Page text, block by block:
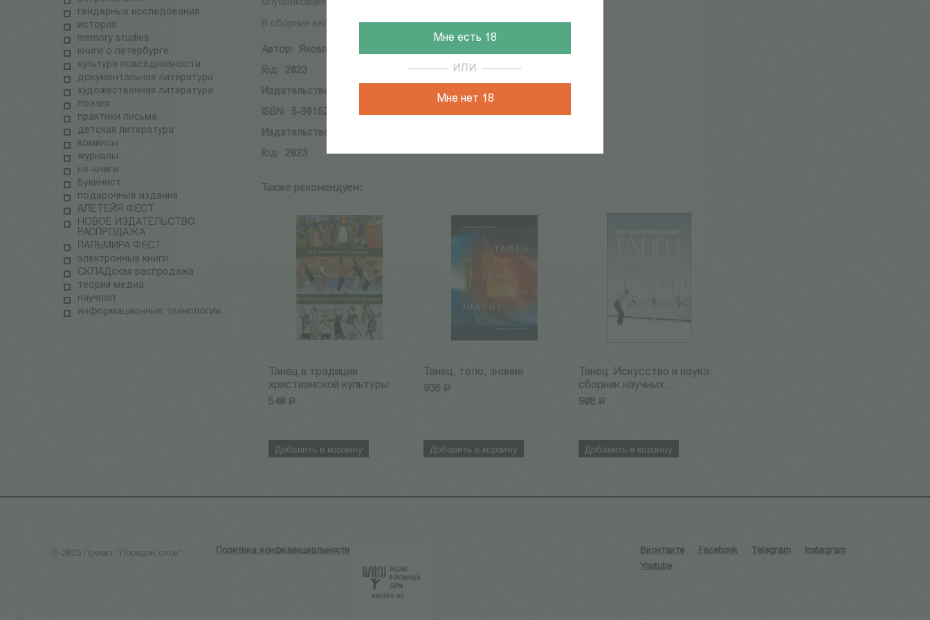
Мне есть 18
ИЛИ
Мне нет 18
гендерные исследования
история
memory studies
книги о петербурге
культура повседневности
документальная литература
художественная литература
поэзия
практики письма
детская литература
комиксы
журналы
не-книги
букинист
подарочные издания
АЛЕТЕЙЯ ФЕСТ
НОВОЕ ИЗДАТЕЛЬСТВО
РАСПРОДАЖА
ПАЛЬМИРА ФЕСТ
электронные книги
СКЛАДская распродажа
теория медиа
научпоп
информационные технологии
опубликованные архивные материалы.
В сборник включена избранная библиография трудов Н. Л. Дунаевой.
Автор:
Яковлева Н. (сост.)
Год:
2023
Издательство:
ISBN:
5-901528-92-1
Издательство:
Год:
2023
Также рекомендуем:
Танец в традиции
христианской культуры
540 Р
Добавить в корзину
Танец, тело, знание
936 Р
Добавить в корзину
Танец. Искусство и наука:
сборник научных...
908 Р
Добавить в корзину
ⓒ 2023 Проект "Порядок слов" Политика конфиденциальности Вконтакте Facebook Telegram
Instagram
Youtube